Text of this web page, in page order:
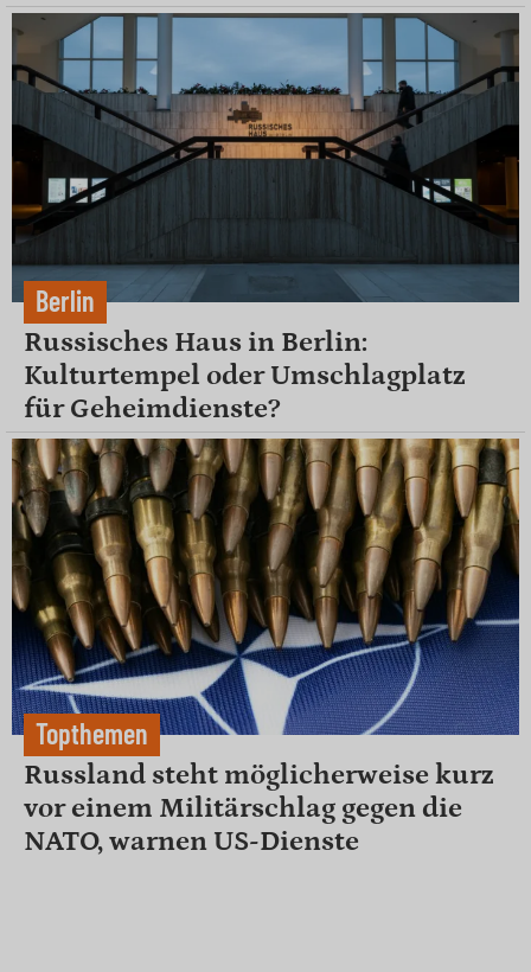
Berlin
Russisches Haus in Berlin:
Kulturtempel oder Umschlagplatz
für Geheimdienste?
Topthemen
Russland steht möglicherweise kurz
vor einem Militärschlag gegen die
NATO, warnen US-Dienste